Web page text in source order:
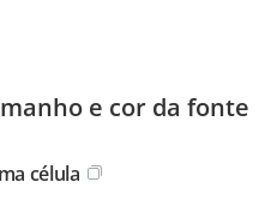
e cor da fonte
célula